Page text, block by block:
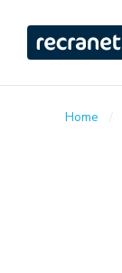
Home